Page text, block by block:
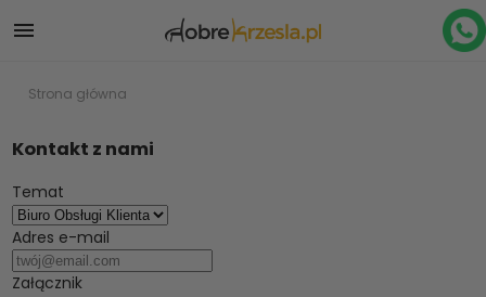

Strona główna
Kontakt z nami
Temat
Adres e-mail
Załącznik